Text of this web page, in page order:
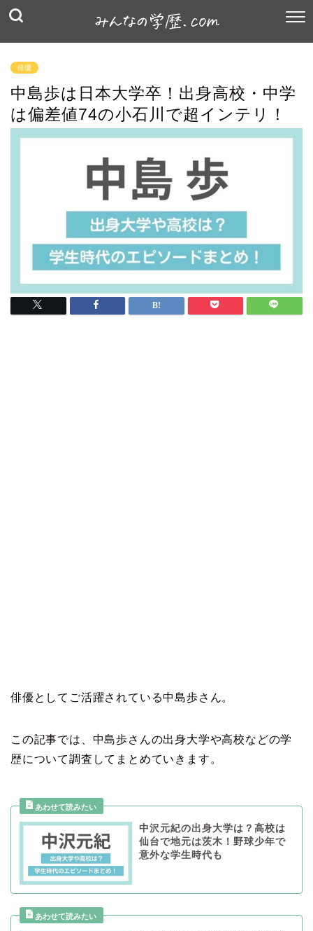
俳優
中島歩は日本大学卒！出身高校・中学
は偏差値74の小石川で超インテリ！
俳優としてご活躍されている中島歩さん。
この記事では、中島歩さんの出身大学や高校などの学
歴について調査してまとめていきます。
中沢元紀の出身大学は？高校は
仙台で地元は茨木！野球少年で
意外な学生時代も